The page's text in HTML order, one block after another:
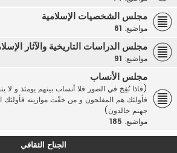
مجلس الشخصيات الإسلامية
مواضيع: 61
مجلس الدراسات التاريخية والآثار
مواضيع: 91
مجلس الأنساب
(فاذا نُفِخ في الصور فلا أنساب بينهم يومئذ و لا
فأولئك هم المفلحون و من خفّت موازينه
جهنم خالدون)
مواضيع: 185
الجناح الثقافي